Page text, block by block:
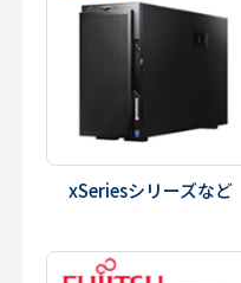
xSeriesシリーズなど